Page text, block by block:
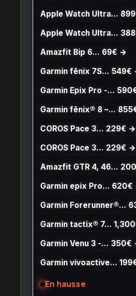
Apple Watch Ultra…
Apple Watch Ultra…
Amazfit Bip 6… 69€ →
Garmin fēnix 7S… 549€
Garmin Epix Pro -…
Garmin fēnix® 8 –…
COROS Pace 3… 229€ →
COROS Pace 3… 229€ →
Amazfit GTR 4, 46…
Garmin epix Pro… 620€
Garmin Forerunner®…
Garmin tactix® 7…
Garmin Venu 3 -… 350€
Garmin vívoactive…
En hausse